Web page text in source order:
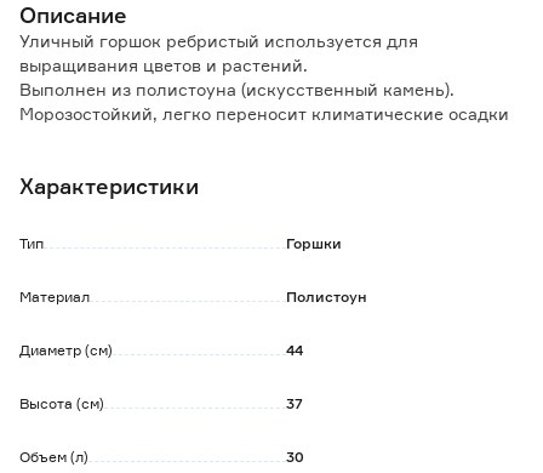
Описание
Уличный горшок ребристый используется для
выращивания цветов и растений.
Выполнен из полистоуна (искусственный камень).
Морозостойкий, легко переносит климатические осадки
влагу и тепло.
Характеристики
Тип Горшки
Материал Полистоун
Диаметр (см) 44
Высота (см) 37
Объем (л) 30